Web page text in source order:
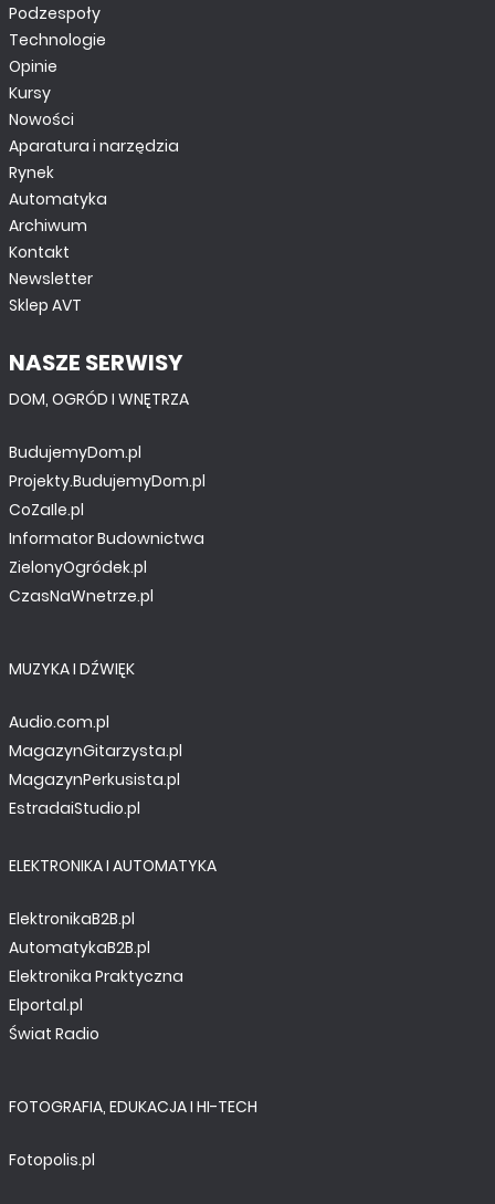
Podzespoły
Technologie
Opinie
Kursy
Nowości
Aparatura i narzędzia
Rynek
Automatyka
Archiwum
Kontakt
Newsletter
Sklep AVT
NASZE SERWISY
DOM, OGRÓD I WNĘTRZA
BudujemyDom.pl
Projekty.BudujemyDom.pl
CoZaIle.pl
Informator Budownictwa
ZielonyOgródek.pl
CzasNaWnetrze.pl
MUZYKA I DŹWIĘK
Audio.com.pl
MagazynGitarzysta.pl
MagazynPerkusista.pl
EstradaiStudio.pl
ELEKTRONIKA I AUTOMATYKA
ElektronikaB2B.pl
AutomatykaB2B.pl
Elektronika Praktyczna
Elportal.pl
Świat Radio
FOTOGRAFIA, EDUKACJA I HI-TECH
Fotopolis.pl